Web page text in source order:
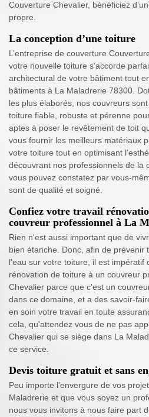
Couverture Chevalier, bénéficiez
propre.
La conception d’une toiture
L’entreprise de couverture
votre nouvelle toiture s’accorde
architectural de votre bâtiment tout
bâtiments à La Maladrerie 78300.
les plus élaborés, nos couvreurs
toiture fiable, robuste et pérenne
aptes à poser le revêtement de toit
vous fournir les meilleurs matériaux
votre toiture tout en optimisant
découvrant nos professionnels de la
vous pouvez constatez par vous-
sont de qualité et soigné.
Confiez votre travail
couvreur professionnel à La
Rien n'est aussi important que de
bien étanche. Donc, afin de prévenir
l'eau sur votre toiture, il est impératif
rénovation de toiture à un couvreur
Chevalier parce que c'est un
dans ce domaine, et a des savoir-
en soin votre travail en toute
cela, qu'attendez vous de ne pas
Chevalier qui se siège dans La
ce service.
Devis toiture gratuit et sans
Peu importe l’envergure de vos
Maladrerie et que vous soyez un
nous vous invitons à nous faire part